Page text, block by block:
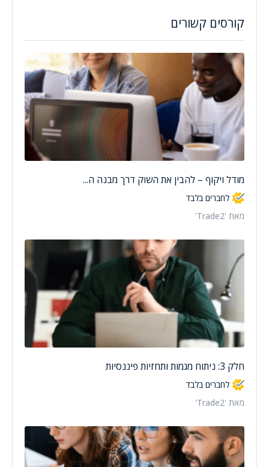
קורסים קשורים
מודל ויקוף – להבין את השוק דרך מבנה ה...
לחברים בלבד
מאת 'Trade2'
חלק 3: ניתוח מגמות ותחזיות פיננסיות
לחברים בלבד
מאת 'Trade2'